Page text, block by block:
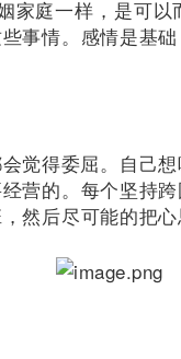
家庭一样，是可以
事情。 感情是基础
觉得委屈。 自己
营的。 每个坚持
然后尽可能的把